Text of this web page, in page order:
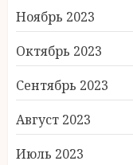
Ноябрь 2023
Октябрь 2023
Сентябрь 2023
Август 2023
Июль 2023